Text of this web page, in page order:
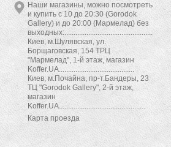
компактные модели из
ручку, отделение для планшета
210D diamond ripstop и
с индустриальной
в выборе текстиля,
компактные модели Millennial
самый тактический вариант.
Наши магазины, можно посмотреть
и купить с 10 до 20:30 (Gorodok
Gallery) и до 20:00 (Мармелад) без
выходных:................................................
Киев, м.Шулявская, ул.
Борщаговская, 154 ТРЦ
"Мармелад", 1-й этаж, магазин
Koffer.UA.........................................
Киев, м.Почайна, пр-т.Бандеры, 23
ТЦ "Gorodok Gallery", 2-й этаж,
магазин
Koffer.UA...............................................
Карта проезда